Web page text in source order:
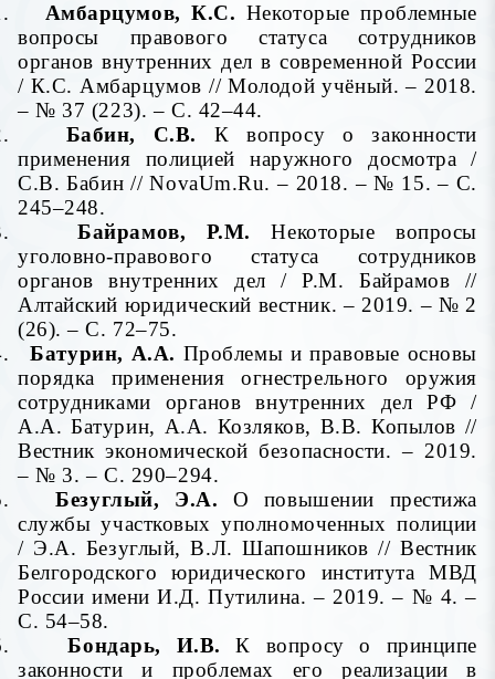
Амбарцумов, К.С. Некоторые проблемные
вопросы правового статуса сотрудников
органов внутренних дел в современной России
/ К.С. Амбарцумов // Молодой учёный. – 2018.
– № 37 (223). – С. 42–44.
Бабин, С.В. К вопросу о законности
применения полицией наружного досмотра /
С.В. Бабин //NovaUm.Ru. – 2018. – № 15. – С.
245–248.
Байрамов, Р.М. Некоторые вопросы
уголовно-правового статуса сотрудников
органов внутренних дел / Р.М. Байрамов //
Алтайский юридический вестник. – 2019. – № 2
(26). – С. 72–75.
Батурин, А.А. Проблемы и правовые основы
порядка применения огнестрельного оружия
сотрудниками органов внутренних дел РФ /
А.А. Батурин, А.А. Козляков, В.В. Копылов //
Вестник экономической безопасности. – 2019.
– № 3. – С. 290–294.
Безуглый, Э.А. О повышении престижа
службы участковых уполномоченных полиции
/ Э.А. Безуглый, В.Л. Шапошников // Вестник
Белгородского юридического института МВД
России имени И.Д. Путилина. – 2019. – № 4. –
С. 54–58.
Бондарь, И.В. К вопросу о принципе
законности и проблемах его реализации в